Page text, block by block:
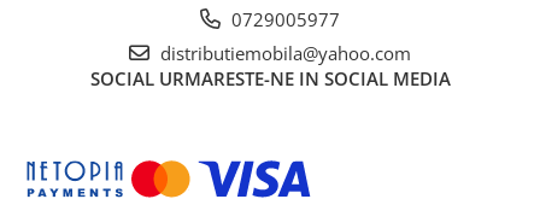
0729005977
distributiemobila@yahoo.com
SOCIAL URMARESTE-NE IN SOCIAL MEDIA